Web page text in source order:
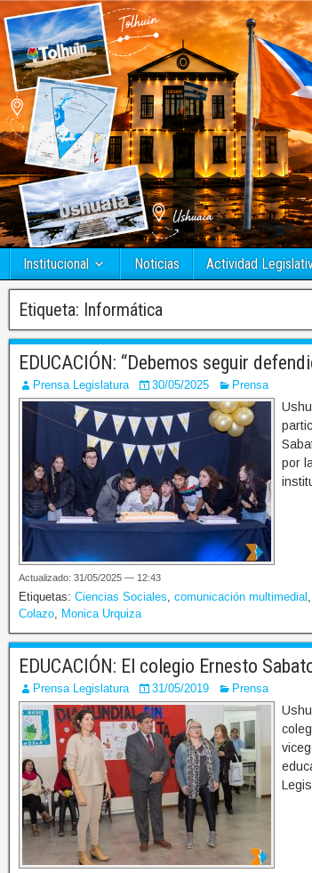
Institucional Noticias Actividad
Etiqueta: Informática
EDUCACIÓN: “Debemos seguir
Prensa Legislatura 30/05/2025 Prensa
por
Actualizado: 31/05/2025 — 12:43
Etiquetas: Ciencias Sociales, comunicación multimedial ,
Colazo, Monica Urquiza
EDUCACIÓN: El colegio Ernesto
Prensa Legislatura 31/05/2019 Prensa